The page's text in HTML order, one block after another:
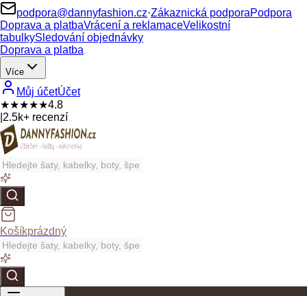
podpora@dannyfashion.cz·Zákaznická podporaPodpora
Doprava a platbaVrácení a reklamaceVelikostní
tabulkySledování objednávky
Doprava a platba
Více
Můj účetÚčet
★★★★★4.8
2.5k+ recenzí
Košíkprázdný